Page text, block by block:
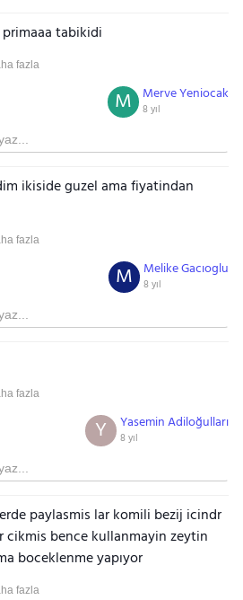
tabikidi
fazla
Merve Yeniocak
8 yıl
M
ikiside guzel ama fiyatindan
fazla
Melike Gacıoglu
8 yıl
M
fazla
Yasemin Adiloğulları
8 yıl
Y
paylasmis lar komili bezij icindr
cikmis bence kullanmayin zeytin
boceklenme yapıyor
fazla